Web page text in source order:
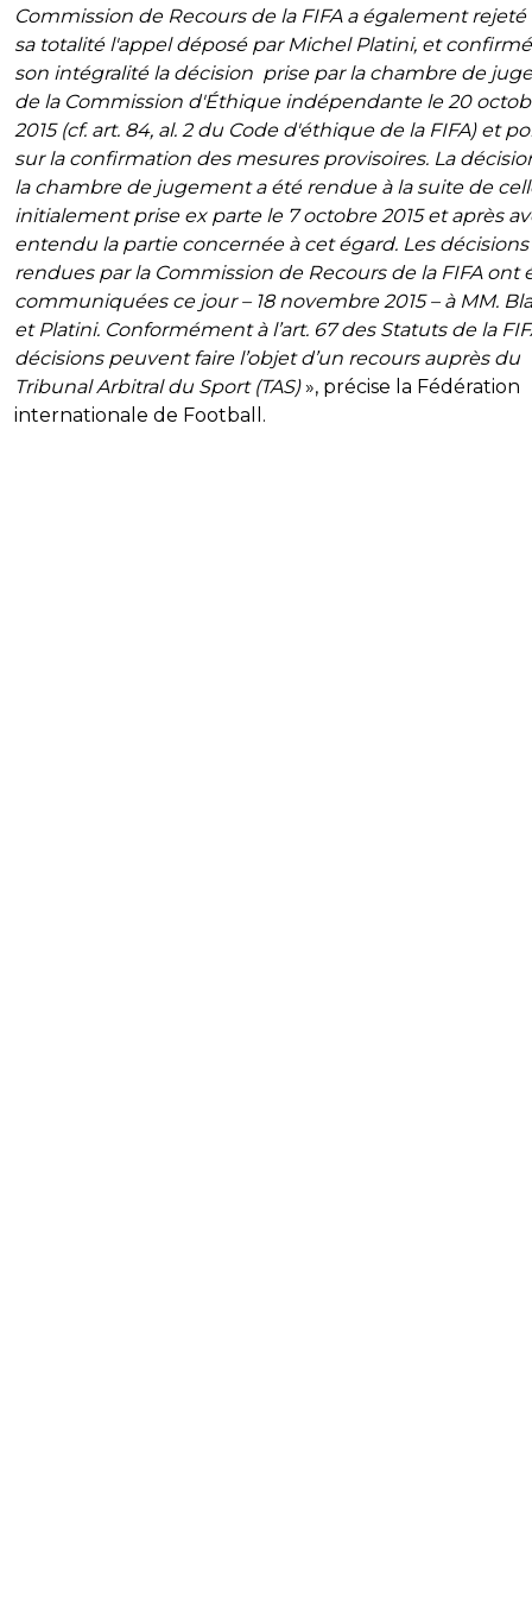
Commission de Recours de la FIFA a également rejeté
sa totalité l'appel déposé par Michel Platini, et
son intégralité la décision prise par la chambre de
de la Commission d'Éthique indépendante le 20
2015 (cf. art. 84, al. 2 du Code d'éthique de la FIFA) et
sur la confirmation des mesures provisoires. La
la chambre de jugement a été rendue à la suite de
initialement prise ex parte le 7 octobre 2015 et après
entendu la partie concernée à cet égard. Les décisions
rendues par la Commission de Recours de la FIFA ont
communiquées ce jour – 18 novembre 2015 – à MM.
et Platini. Conformément à l’art. 67 des Statuts de la
décisions peuvent faire l’objet d’un recours auprès du
Tribunal Arbitral du Sport (TAS)», précise la Fédération
internationale de Football.